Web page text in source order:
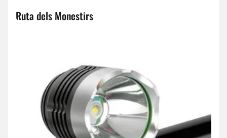
Ruta dels Monestirs